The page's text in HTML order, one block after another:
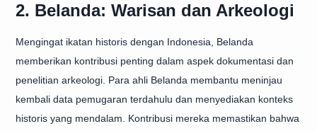
2. Belanda: Warisan dan Arkeologi
Mengingat ikatan historis dengan Indonesia, Belanda
memberikan kontribusi penting dalam aspek dokumentasi dan
penelitian arkeologi. Para ahli Belanda membantu meninjau
kembali data pemugaran terdahulu dan menyediakan konteks
historis yang mendalam. Kontribusi mereka memastikan bahwa